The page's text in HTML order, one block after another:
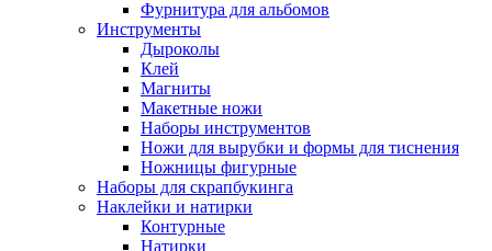
Фурнитура для альбомов
Инструменты
Дыроколы
Клей
Магниты
Макетные ножи
Наборы инструментов
Ножи для вырубки и формы для тиснения
Ножницы фигурные
Наборы для скрапбукинга
Наклейки и натирки
Контурные
Натирки